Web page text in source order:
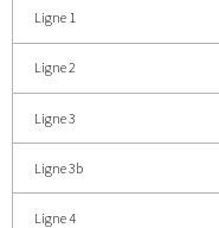
Ligne 1
Ligne 2
Ligne 3
Ligne 3b
Ligne 4